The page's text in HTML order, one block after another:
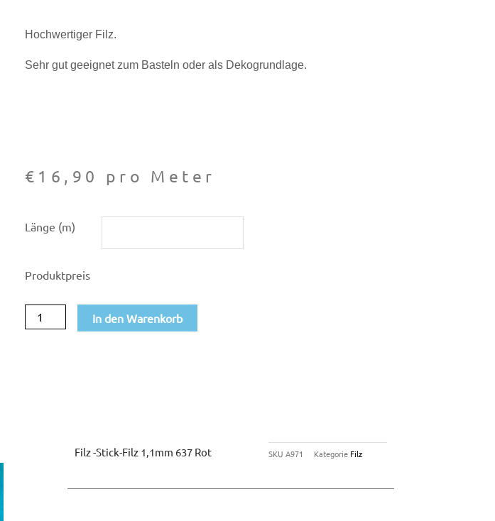
Hochwertiger Filz.
Sehr gut geeignet zum Basteln oder als Dekogrundlage.
€ 16,90 pro Meter
Länge (m)
Produktpreis
Filz
637
In den Warenkorb
Filz -Stick-Filz 1,1mm 637 Rot SKU A971 Kategorie Filz